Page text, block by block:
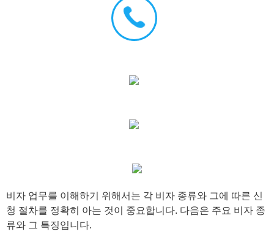
비자 업무를 이해하기 위해서는 각 비자 종류와 그에 따른 신
청 절차를 정확히 아는 것이 중요합니다. 다음은 주요 비자 종
류와 그 특징입니다.